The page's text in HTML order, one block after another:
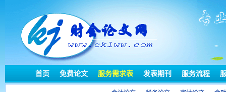
首页 免费论文 服务需求表 发表期刊 服务流程